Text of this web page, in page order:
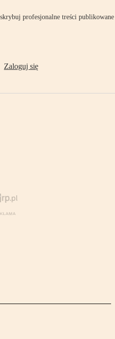
profesjonalne treści publikowane
Zaloguj się